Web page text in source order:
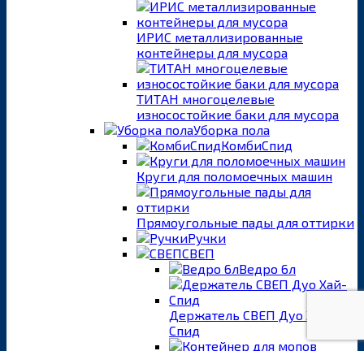
ИРИС металлизированные
контейнеры для мусора
ТИТАН многоцелевые
износостойкие баки для мусора
Уборка пола
КомбиСпид
Круги для поломоечных машин
Прямоугольные пады для оттирки
Ручки
СВЕП
Ведро 6л
Держатель СВЕП Дуо Хай-
Спид